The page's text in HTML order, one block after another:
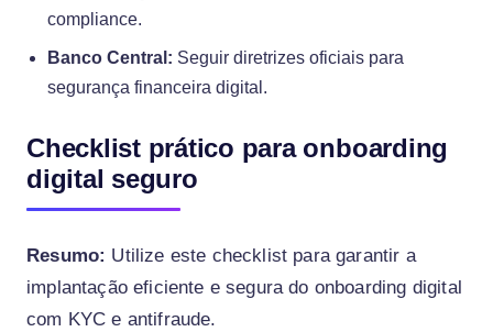
compliance.
Banco Central: Seguir diretrizes oficiais para
segurança financeira digital.
Checklist prático para onboarding
digital seguro
Resumo: Utilize este checklist para garantir a
implantação eficiente e segura do onboarding digital
com KYC e antifraude.